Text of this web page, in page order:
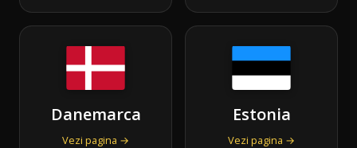
Danemarca
Vezi pagina →
Estonia
Vezi pagina →